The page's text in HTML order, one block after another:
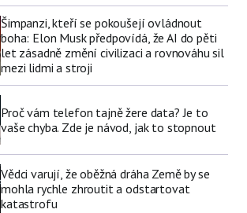
Šimpanzi, kteří se pokoušejí ovládnout
boha: Elon Musk předpovídá, že AI do pěti
let zásadně změní civilizaci a rovnováhu sil
mezi lidmi a stroji
Proč vám telefon tajně žere data? Je to
vaše chyba. Zde je návod, jak to stopnout
Vědci varují, že oběžná dráha Země by se
mohla rychle zhroutit a odstartovat
katastrofu